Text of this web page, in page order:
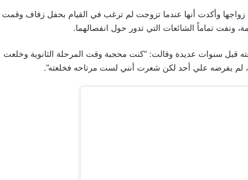
وأكدت أنها عندما تزوجت لم ترغب في القيام بحفل زفاف وقمت
ونفت تماماً الشائعات التي تدور حول انفصالهما.
قبل سنوات عديدة وقالت: “كنت محجبة وقت المرحلة الثانوية وخلعت
لم يفرضه علي أحد لكن شعرت أنني لست مرتاحه فخلعته”.